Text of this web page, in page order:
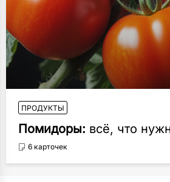
ПРОДУКТЫ
Помидоры: всё, что
6 карточек